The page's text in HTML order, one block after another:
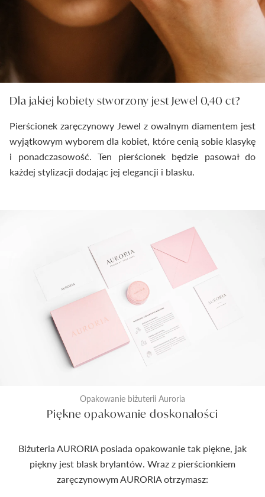
Dla jakiej kobiety stworzony jest Jewel 0,40 ct?
Pierścionek zaręczynowy Jewel z owalnym diamentem jest
wyjątkowym wyborem dla kobiet, które cenią sobie klasykę
i ponadczasowość. Ten pierścionek będzie pasował do
każdej stylizacji dodając jej elegancji i blasku.
Opakowanie biżuterii Auroria
Piękne opakowanie doskonałości
Biżuteria AURORIA posiada opakowanie tak piękne, jak
piękny jest blask brylantów. Wraz z pierścionkiem
zaręczynowym AURORIA otrzymasz: